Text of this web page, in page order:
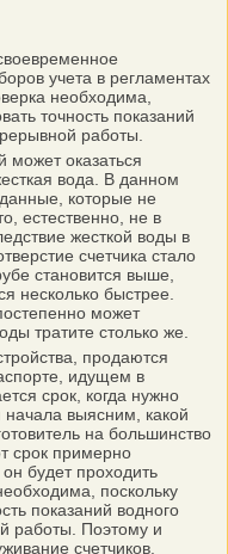
учета в регламентах
необходима,
точность показаний
работы.
оказаться
вода. В данном
которые не
естественно, не в
жесткой воды в
счетчика стало
становится выше,
несколько быстрее.
может
тратите столько же.
продаются
идущем в
срок, когда нужно
выясним, какой
на большинство
срок примерно
будет проходить
поскольку
показаний водного
работы. Поэтому и
счетчиков.